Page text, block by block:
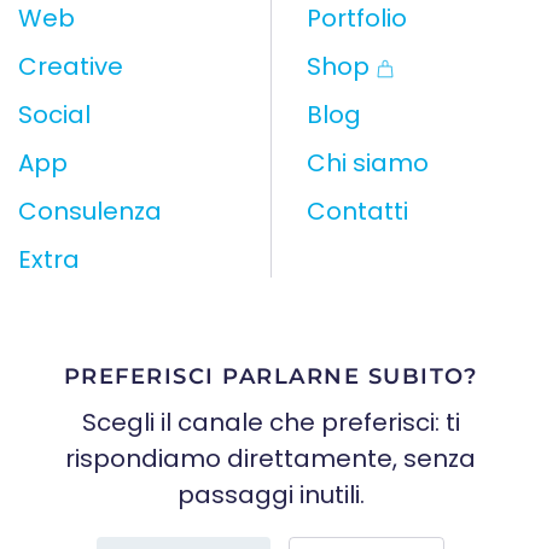
Web
Creative
Social
App
Consulenza
Extra
Portfolio
Shop
Blog
Chi siamo
Contatti
PREFERISCI PARLARNE SUBITO?
Scegli il canale che preferisci: ti
rispondiamo direttamente, senza
passaggi inutili.